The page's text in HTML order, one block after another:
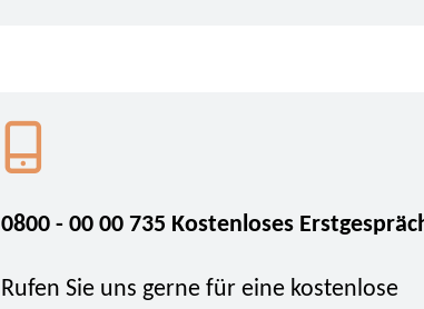
0800 - 00 00 735 Kostenloses
Rufen Sie uns gerne für eine kostenlose